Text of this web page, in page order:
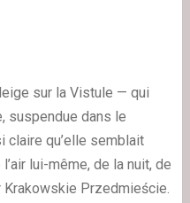
sur la Vistule — qui
suspendue dans le
claire qu’elle semblait
lui-même, de la nuit, de
Krakowskie Przedmieście.